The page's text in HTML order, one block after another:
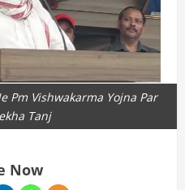
Pm Vishwakarma Yojna Par
Tanj
Now